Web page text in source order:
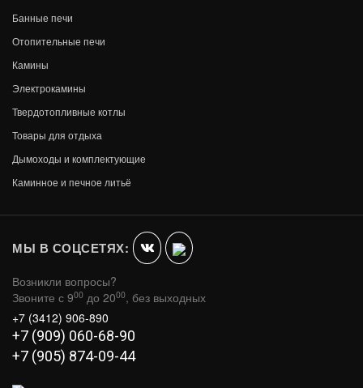
КАМИННЫЙ НАБОР D15160РК (ЧЕРНЫЙ С
Банные печи
Отопительные печи
Камины
Электрокамины
Твердотопливные котлы
Товары для отдыха
Дымоходы и комплектующие
Каминное и печное литьё
МЫ В СОЦСЕТЯХ:
Возникли вопросы?
Звоните с 900 до 2000, без выходных
+7 (3412) 906-890
+7 (909) 060-68-90
+7 (905) 874-09-44